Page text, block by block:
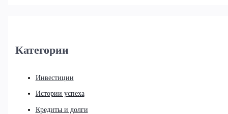
Категории
Инвестиции
Истории успеха
Кредиты и долги